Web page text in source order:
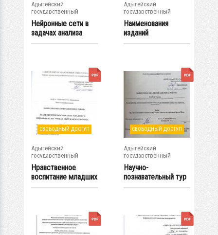
Адыгейский
государственный
университет
Нейронные сети в
задачах анализа
узнаваемости...
Адыгейский
государственный
университет
Наименования
изданий
периодической
СВОБОДНЫЙ ДОСТУП
Адыгейский
государственный
университет
Нравственное
воспитание младших
школьников на...
СВОБОДНЫЙ ДОСТУП
Адыгейский
государственный
университет
Научно-
познавательный тур
в горах Адыгеи в...